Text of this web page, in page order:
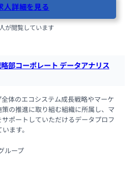
人詳細を見る
が閲覧しています
略部コーポレート データアナリス
体のエコシステム成長戦略やマーケ
の推進に取り組む組織に所属し、マ
ポートしていただけるデータプロフ
ます。
ループ